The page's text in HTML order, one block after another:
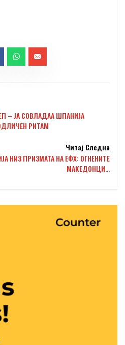
– ЈА СОВЛАДАА ШПАНИЈА
РИТАМ
Читај Следна
НИЗ ПРИЗМАТА НА ЕФХ: ОГНЕНИТЕ
МАКЕДОНЦИ…